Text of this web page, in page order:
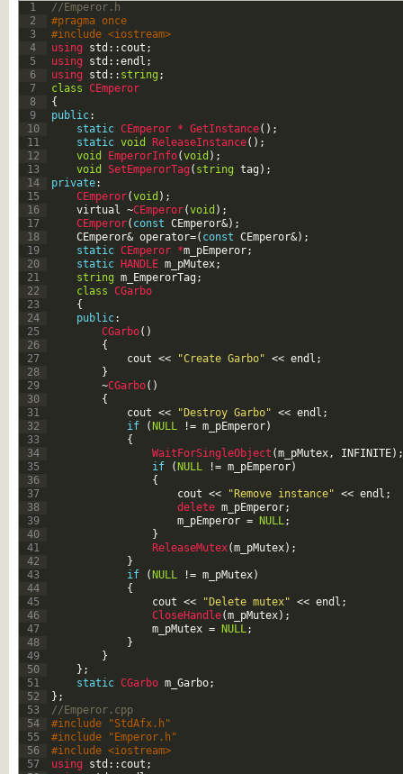
1
2
3
4
5
6
7
8
9
10
11
12
13
14
15
16
17
18
19
20
21
22
23
24
25
26
27
28
29
30
31
32
33
34
35
36
37
38
39
40
41
42
43
44
45
46
47
48
49
50
51
52
53
54
55
56
57
//Emperor.h
#pragma once
#include <iostream>
using std :: cout ;
using std ::endl ;
using std :: string ;
class CEmperor
{
public:
static CEmperor * GetInstance( ) ;
static void ReleaseInstance( ) ;
void
EmperorInfo(void ) ;
void
SetEmperorTag ( string tag ) ;
private:
CEmperor(void ) ;
virtual ~CEmperor(void ) ;
CEmperor( const CEmperor&) ;
CEmperor& operator=( const CEmperor&) ;
static CEmperor *m_pEmperor;
static
HANDLE m_pMutex;
string m_EmperorTag ;
class CGarbo
{
public:
CGarbo( )
{
cout << "Create Garbo" << endl ;
}
~CGarbo( )
{
cout << "Destroy Garbo" << endl ;
if
( NULL != m_pEmperor)
{
WaitForSingleObject (m_pMutex, INFINITE) ;
if
( NULL != m_pEmperor)
{
cout << "Remove instance" << endl ;
delete m_pEmperor;
m_pEmperor = NULL;
}
ReleaseMutex(m_pMutex) ;
}
if
( NULL != m_pMutex)
{
cout << "Delete mutex" << endl ;
CloseHandle(m_pMutex) ;
m_pMutex = NULL;
}
}
} ;
static CGarbo m_Garbo;
} ;
//Emperor.cpp
#include "StdAfx.h"
#include "Emperor.h"
#include <iostream>
using std :: cout ;